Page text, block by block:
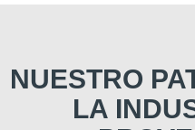
NUESTRO
LA